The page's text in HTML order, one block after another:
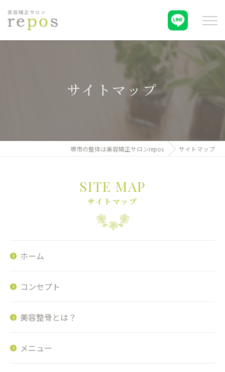
サイトマップ
堺市の整体は美容矯正サロンrepos サイトマップ
サイトマップ
SITE MAP
ホーム
コンセプト
美容整骨とは？
メニュー